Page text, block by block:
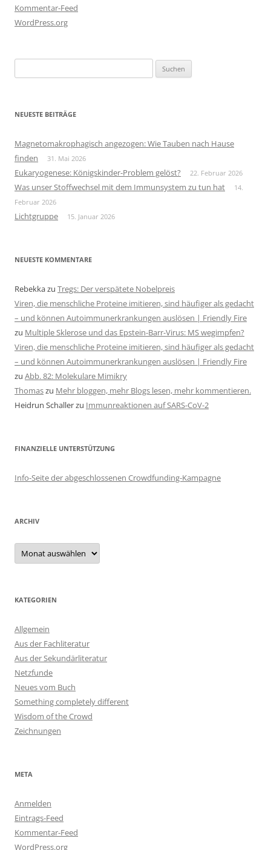
Kommentar-Feed
WordPress.org
nach:
NEUESTE BEITRÄGE
Magnetomakrophagisch angezogen: Wie Tauben nach Hause
finden
31. Mai 2026
Eukaryogenese: Königskinder-Problem gelöst? 22. Februar 2026
Was unser Stoffwechsel mit dem Immunsystem zu tun hat
14.
Februar 2026
Lichtgruppe 15. Januar 2026
NEUESTE KOMMENTARE
Rebekkazu Tregs: Der verspätete Nobelpreis
Viren, die menschliche Proteine imitieren, sind häufiger als gedacht
– und können Autoimmunerkrankungen auslösen | Friendly Fire
zu Multiple Sklerose und das Epstein-Barr-Virus: MS wegimpfen?
Viren, die menschliche Proteine imitieren, sind häufiger als gedacht
– und können Autoimmunerkrankungen auslösen | Friendly Fire
zu Abb. 82: Molekulare Mimikry
Thomaszu Mehr bloggen, mehr Blogs lesen, mehr kommentieren.
Heidrun Schallerzu Immunreaktionen auf SARS-CoV-2
FINANZIELLE UNTERSTÜTZUNG
Info-Seite der abgeschlossenen Crowdfunding-Kampagne
ARCHIV
Archiv
KATEGORIEN
Allgemein
Aus der Fachliteratur
Aus der Sekundärliteratur
Netzfunde
Neues vom Buch
Something completely different
Wisdom of the Crowd
Zeichnungen
META
Anmelden
Eintrags-Feed
Kommentar-Feed
WordPress.org